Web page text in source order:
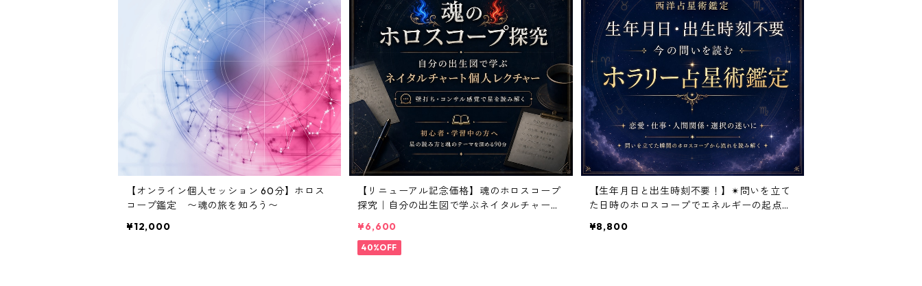
【オンライン個人セッション 60分】ホロス
コープ鑑定 〜魂の旅を知ろう〜
¥12,000
【リニューアル記念価格】魂のホロスコープ
探究｜自分の出生図で学ぶネイタルチャート
¥6,600
40%OFF
【生年月日と出生時刻不要！】✴︎問いを立て
た日時のホロスコープでエネルギーの起点と
¥8,800